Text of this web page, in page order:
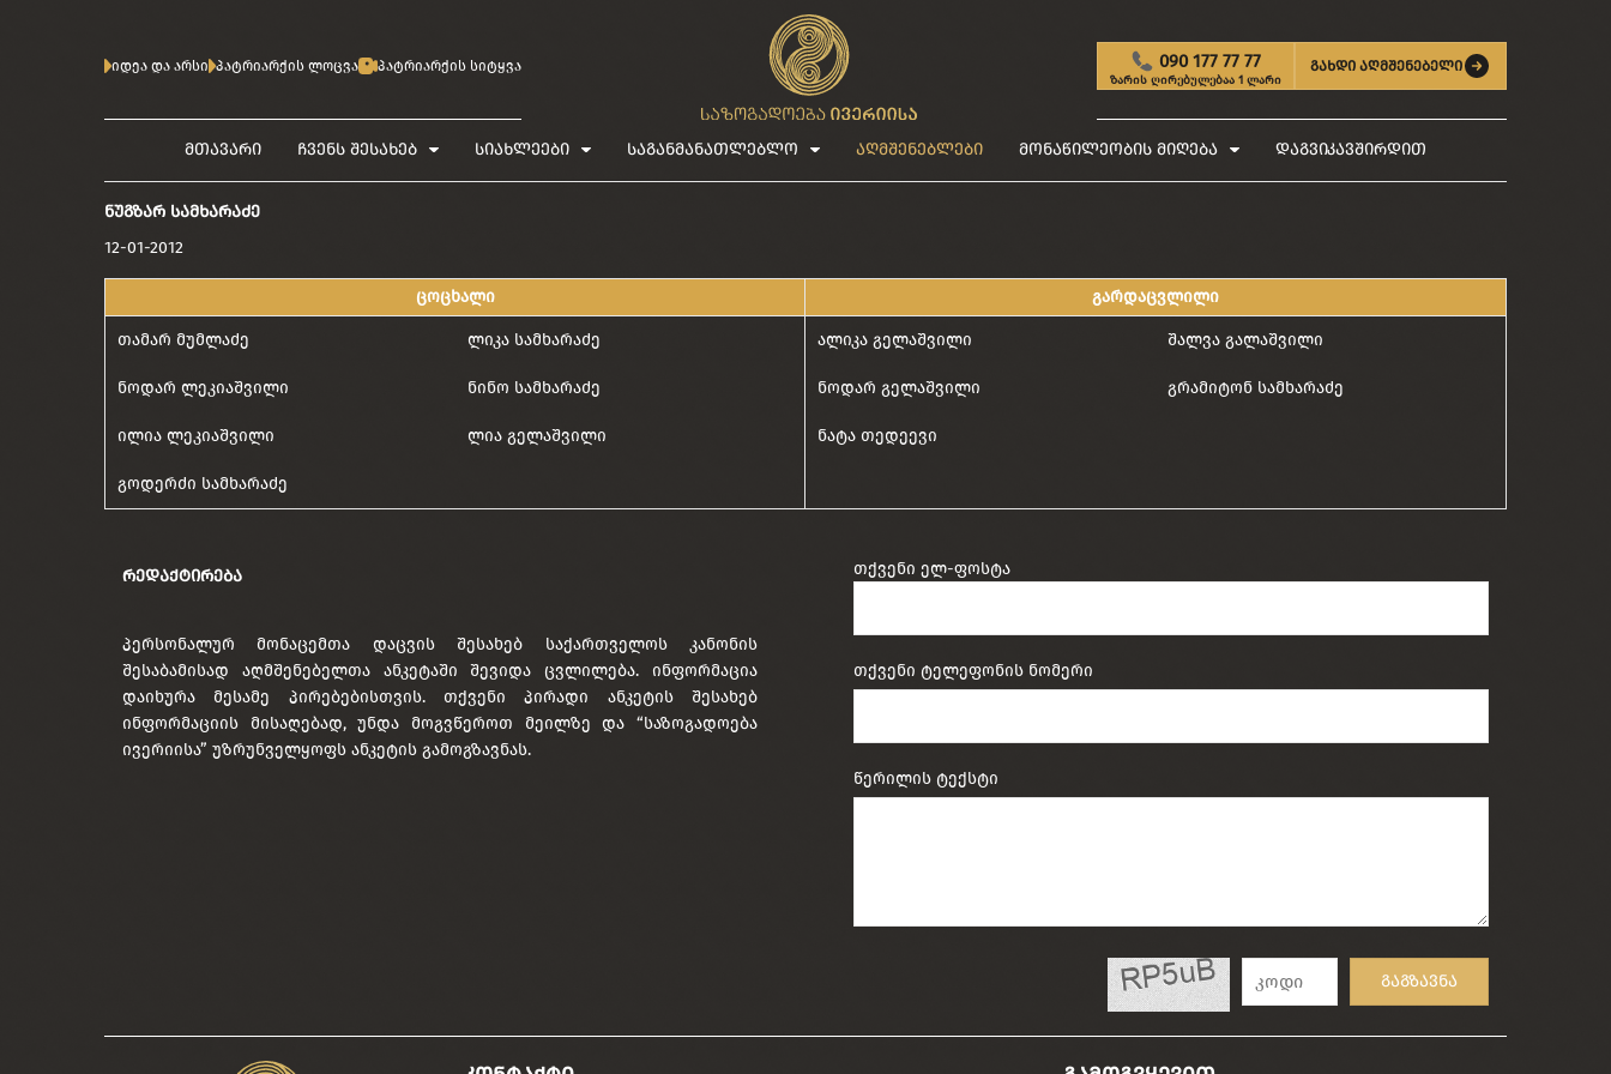
იდეა და არსი პატრიარქის ლოცვა პატრიარქის სიტყვა 090 177 77 77
ზარის ღირებულებაა 1 ლარი
გახდი აღმშენებელი
მთავარი ჩვენს შესახებ სიახლეები საგანმანათლებლო აღმშენებლები მონაწილეობის მიღება დაგვიკავშირდით
ᲜᲣᲒᲖᲐᲠ ᲡᲐᲛᲮᲐᲠᲐᲫᲔ
12-01-2012
ცოცხალი
თამარ მუმლაძე ლიკა სამხარაძე
ნოდარ ლეკიაშვილი ნინო სამხარაძე
ილია ლეკიაშვილი ლია გელაშვილი
გოდერძი სამხარაძე
გარდაცვლილი
ალიკა გელაშვილი შალვა გალაშვილი
ნოდარ გელაშვილი გრამიტონ სამხარაძე
ნატა თედეევი
ᲠᲔᲓᲐᲥᲢᲘᲠᲔᲑᲐ
პერსონალურ მონაცემთა დაცვის შესახებ საქართველოს კანონის
შესაბამისად აღმშენებელთა ანკეტაში შევიდა ცვლილება. ინფორმაცია
დაიხურა მესამე პირებებისთვის. თქვენი პირადი ანკეტის შესახებ
ინფორმაციის მისაღებად, უნდა მოგვწეროთ მეილზე და “საზოგადოება
ივერიისა” უზრუნველყოფს ანკეტის გამოგზავნას.
თქვენი ელ-ფოსტა
თქვენი ტელეფონის ნომერი
წერილის ტექსტი
გაგზავნა